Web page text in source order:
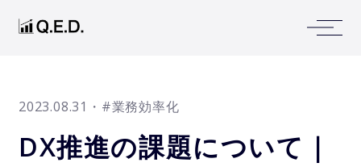
2023.08.31 ・#業務効率化
DX推進の課題について｜